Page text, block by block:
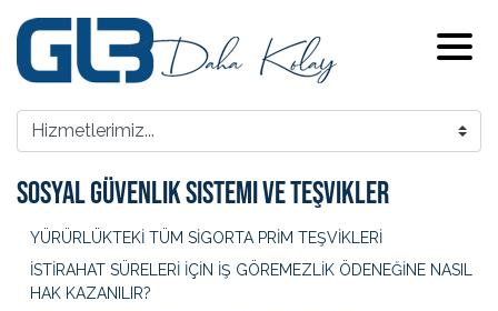
Sosyal Güvenlik Sistemi Ve Teşvikler
YÜRÜRLÜKTEKİ TÜM SİGORTA PRİM TEŞVİKLERİ
İSTİRAHAT SÜRELERİ İÇİN İŞ GÖREMEZLİK ÖDENEĞİNE NASIL
HAK KAZANILIR?